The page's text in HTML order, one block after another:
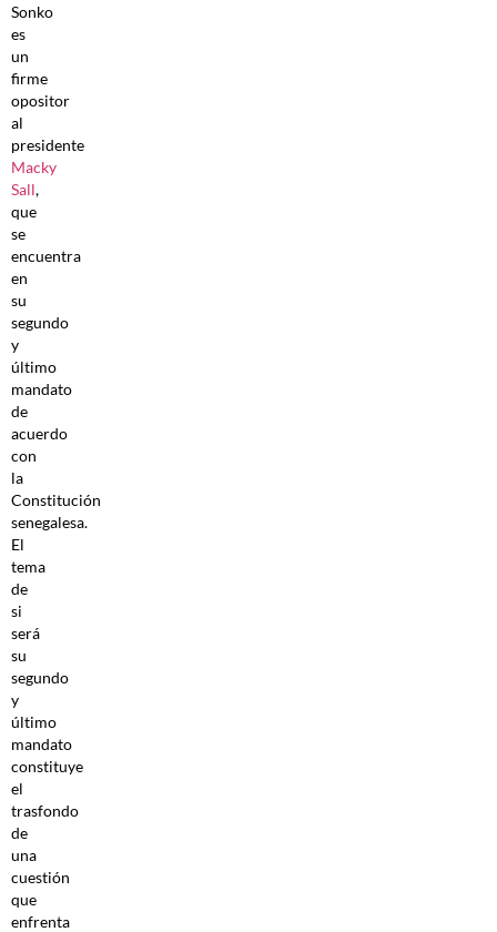
Sonko
es
un
firme
opositor
al
presidente
Macky
Sall,
que
se
encuentra
en
su
segundo
y
último
mandato
de
acuerdo
con
la
Constitución
senegalesa.
El
tema
de
si
será
su
segundo
y
último
mandato
constituye
el
trasfondo
de
una
cuestión
que
enfrenta